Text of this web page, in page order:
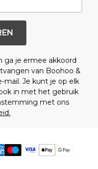
ga je ermee akkoord
van Boohoo &
mail. Je kunt je op elk
in met het gebruik
met ons